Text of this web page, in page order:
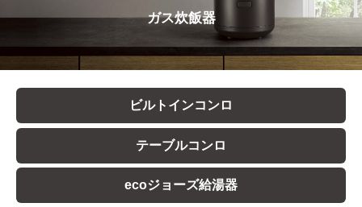
ガス炊飯器
ビルトインコンロ
テーブルコンロ
ecoジョーズ給湯器